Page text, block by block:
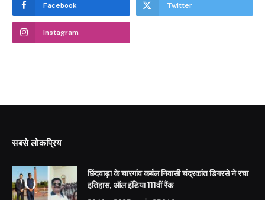
Facebook Twitter
Instagram
सबसे लोकप्रिय
छिंदवाड़ा के चारगांव कर्बल निवासी चंद्रकांत डिगरसे ने रचा
इतिहास, ऑल इंडिया 111वीं रैंक